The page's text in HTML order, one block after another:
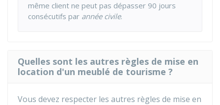
même client ne peut pas dépasser 90 jours
consécutifs par année civile.
Quelles sont les autres règles de mise en
location d'un meublé de tourisme ?
Vous devez respecter les autres règles de mise en